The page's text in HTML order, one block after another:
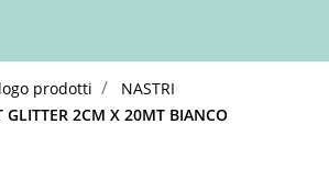
prodotti
NASTRI
GLITTER 2CM X 20MT BIANCO